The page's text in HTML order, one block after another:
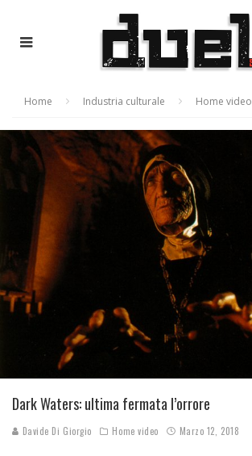
Home Industria culturale Home video
Dark Waters: ultima fermata l’orrore
Davide Di Giorgio Home video Marzo 12, 2018